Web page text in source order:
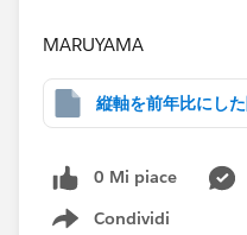
MARUYAMA
縦軸を前年比にし
0 Mi piace
Condividi